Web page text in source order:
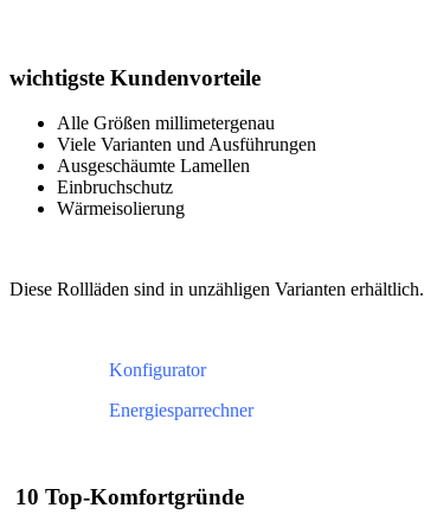
wichtigste Kundenvorteile
Alle Größen millimetergenau
Viele Varianten und Ausführungen
Ausgeschäumte Lamellen
Einbruchschutz
Wärmeisolierung
Diese Rollläden sind in unzähligen Varianten erhältlich.
Konfigurator
Energiesparrechner
10 Top-Komfortgründe